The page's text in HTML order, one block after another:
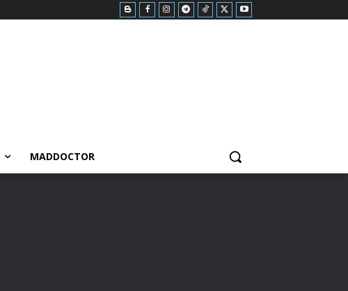
MADDOCTOR